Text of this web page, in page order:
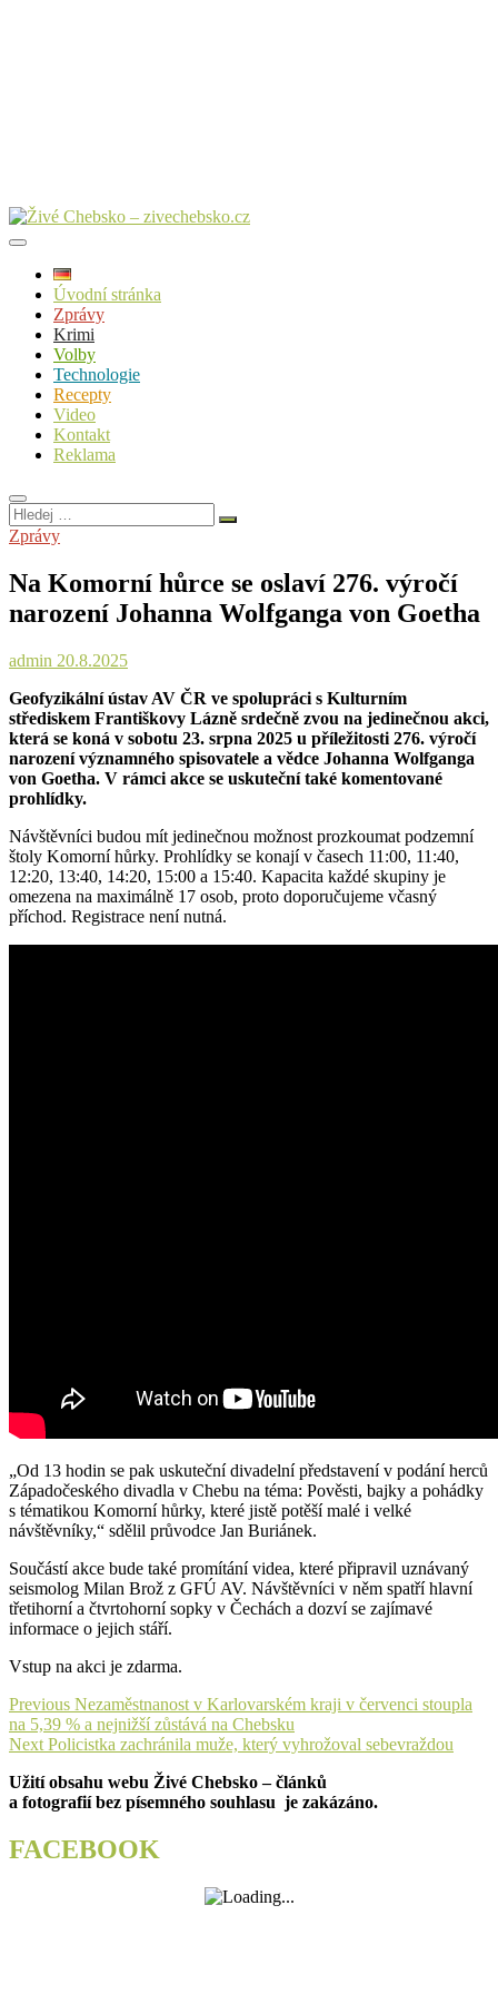
Úvodní stránka
Zprávy
Krimi
Volby
Technologie
Recepty
Video
Kontakt
Reklama
Hledej
…
Zprávy
Na Komorní hůrce se oslaví 276. výročí
narození Johanna Wolfganga von Goetha
admin 20.8.2025
Geofyzikální ústav AV ČR ve spolupráci s Kulturním
střediskem Františkovy Lázně srdečně zvou na jedinečnou akci,
která se koná v sobotu 23. srpna 2025 u příležitosti 276. výročí
narození významného spisovatele a vědce Johanna Wolfganga
von Goetha. V rámci akce se uskuteční také komentované
prohlídky.
Návštěvníci budou mít jedinečnou možnost prozkoumat podzemní
štoly Komorní hůrky. Prohlídky se konají v časech 11:00, 11:40,
12:20, 13:40, 14:20, 15:00 a 15:40. Kapacita každé skupiny je
omezena na maximálně 17 osob, proto doporučujeme včasný
příchod. Registrace není nutná.
„Od 13 hodin se pak uskuteční divadelní představení v podání herců
Západočeského divadla v Chebu na téma: Pověsti, bajky a pohádky
s tématikou Komorní hůrky, které jistě potěší malé i velké
návštěvníky,“ sdělil průvodce Jan Buriánek.
Součástí akce bude také promítání videa, které připravil uznávaný
seismolog Milan Brož z GFÚ AV. Návštěvníci v něm spatří hlavní
třetihorní a čtvrtohorní sopky v Čechách a dozví se zajímavé
informace o jejich stáří.
Vstup na akci je zdarma.
Navigace
pro
příspěvek
Previous Previous
post:
Nezaměstnanost v Karlovarském kraji v červenci stoupla
na 5,39 % a nejnižší zůstává na Chebsku
Next Next
Policistka zachránila muže, který vyhrožoval sebevraždou
Užití obsahu webu Živé Chebsko – článků
a fotografií bez písemného souhlasu je zakázáno.
FACEBOOK